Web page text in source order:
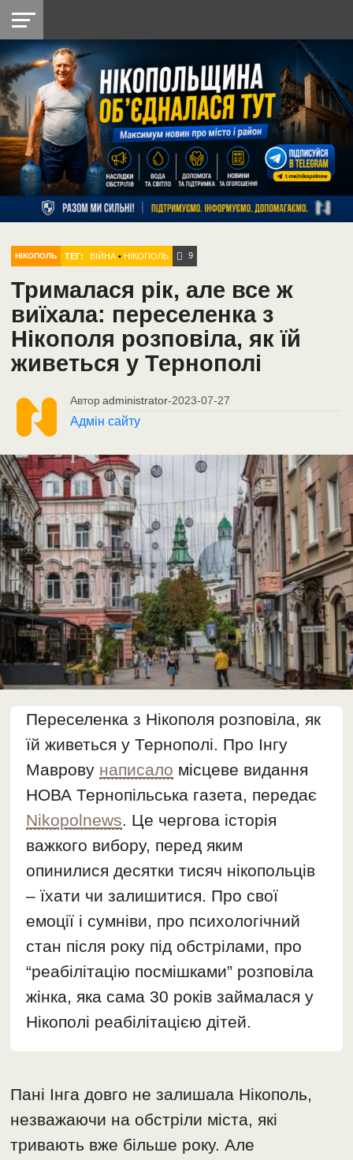
НІКОПОЛЬ
РАЙОН
СІЧЕСЛАВСЬКА
УКРАЇНА
РЕТРО
НІКОПОЛЬ
ЛАЙТ
УКРАЇНА
ДОПОМОГА
РАДІО
НІКОПОЛЬ ТЕГ: ВІЙНА •НІКОПОЛЬ 9
Трималася рік, але все ж
виїхала: переселенка з
Нікополя розповіла, як їй
живеться у Тернополі
Автор administrator-2023-07-27
Адмін сайту
Переселенка з Нікополя розповіла, як
їй живеться у Тернополі. Про Інгу
Маврову написало місцеве видання
НОВА Тернопільська газета, передає
Nikopolnews. Це чергова історія
важкого вибору, перед яким
опинилися десятки тисяч нікопольців
– їхати чи залишитися. Про свої
емоції і сумніви, про психологічний
стан після року під обстрілами, про
“реабілітацію посмішками” розповіла
жінка, яка сама 30 років займалася у
Нікополі реабілітацією дітей.
Пані Інга довго не залишала Нікополь,
незважаючи на обстріли міста, які
тривають вже більше року. Але